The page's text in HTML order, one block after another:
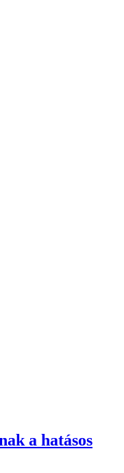
a hatásos